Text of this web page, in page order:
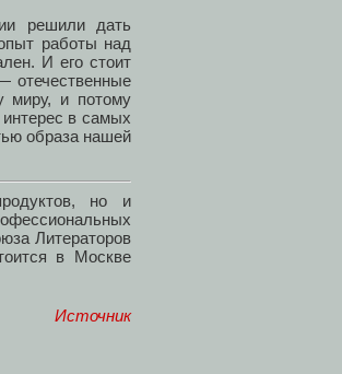
решили дать
работы над
И его стоит
отечественные
миру, и потому
в самых
образа нашей
но и
Литераторов
в Москве
Источник